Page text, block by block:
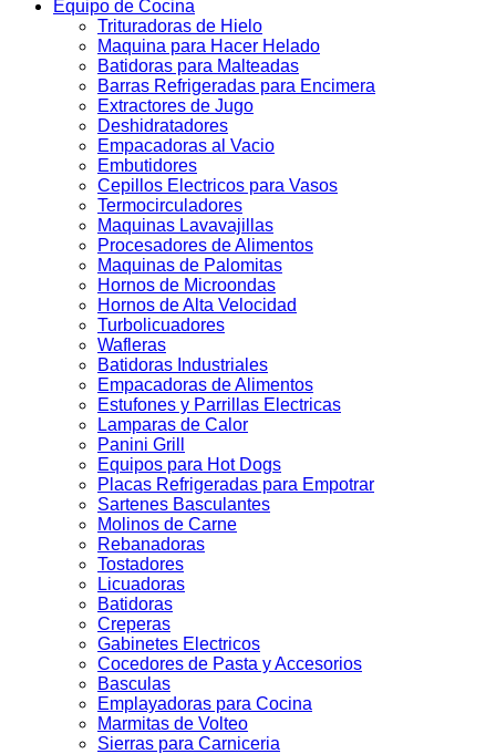
Equipo de Cocina
Trituradoras de Hielo
Maquina para Hacer Helado
Batidoras para Malteadas
Barras Refrigeradas para Encimera
Extractores de Jugo
Deshidratadores
Empacadoras al Vacio
Embutidores
Cepillos Electricos para Vasos
Termocirculadores
Maquinas Lavavajillas
Procesadores de Alimentos
Maquinas de Palomitas
Hornos de Microondas
Hornos de Alta Velocidad
Turbolicuadores
Wafleras
Batidoras Industriales
Empacadoras de Alimentos
Estufones y Parrillas Electricas
Lamparas de Calor
Panini Grill
Equipos para Hot Dogs
Placas Refrigeradas para Empotrar
Sartenes Basculantes
Molinos de Carne
Rebanadoras
Tostadores
Licuadoras
Batidoras
Creperas
Gabinetes Electricos
Cocedores de Pasta y Accesorios
Basculas
Emplayadoras para Cocina
Marmitas de Volteo
Sierras para Carniceria